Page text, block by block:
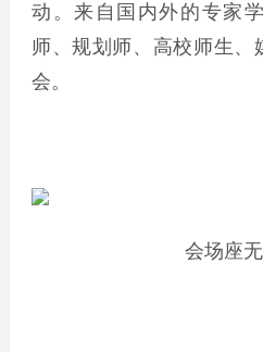
动。来自国内外的专家
师、规划师、高校师生、
会。
会场座